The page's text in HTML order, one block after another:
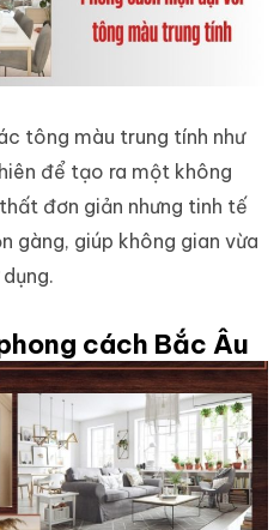
tông màu trung tính như
để tạo ra một không
đơn giản nhưng tinh tế
gàng, giúp không gian vừa
cách Bắc Âu